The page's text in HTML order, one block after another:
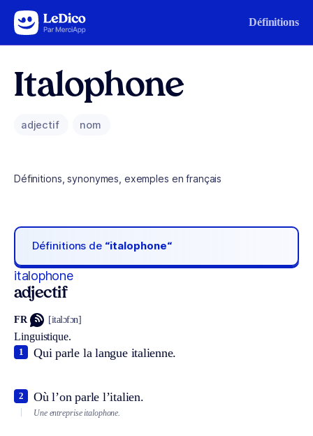
Aller au contenu Définitions
Italophone
adjectif nom
Définitions, synonymes, exemples en français
Définitions de “italophone“
italophone
adjectif
FR [italɔfɔn]
Linguistique.
Qui parle la langue italienne.
1
Où l’on parle l’italien.
2
Une entreprise italophone.